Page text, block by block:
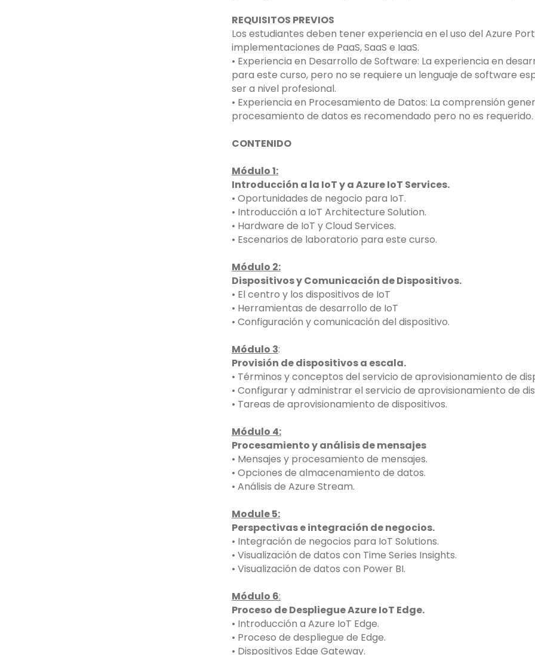
REQUISITOS PREVIOS
Los estudiantes deben tener experiencia en el uso del Azure
implementaciones de PaaS, SaaS e IaaS.
• Experiencia en Desarrollo de Software: La experiencia en
para este curso, pero no se requiere un lenguaje de software
ser a nivel profesional.
• Experiencia en Procesamiento de Datos: La comprensión
procesamiento de datos es recomendado pero no es requerido.
CONTENIDO
Módulo 1:
Introducción a la IoT y a Azure IoT Services.
• Oportunidades de negocio para IoT.
• Introducción a IoT Architecture Solution.
• Hardware de IoT y Cloud Services.
• Escenarios de laboratorio para este curso.
Módulo 2:
Dispositivos y Comunicación de Dispositivos.
• El centro y los dispositivos de IoT
• Herramientas de desarrollo de IoT
• Configuración y comunicación del dispositivo.
Módulo 3:
Provisión de dispositivos a escala.
• Términos y conceptos del servicio de aprovisionamiento de
• Configurar y administrar el servicio de aprovisionamiento de
• Tareas de aprovisionamiento de dispositivos.
Módulo 4:
Procesamiento y análisis de mensajes
• Mensajes y procesamiento de mensajes.
• Opciones de almacenamiento de datos.
• Análisis de Azure Stream.
Module 5:
Perspectivas e integración de negocios.
• Integración de negocios para IoT Solutions.
• Visualización de datos con Time Series Insights.
• Visualización de datos con Power BI.
Módulo 6:
Proceso de Despliegue Azure IoT Edge.
• Introducción a Azure IoT Edge.
• Proceso de despliegue de Edge.
• Dispositivos Edge Gateway.